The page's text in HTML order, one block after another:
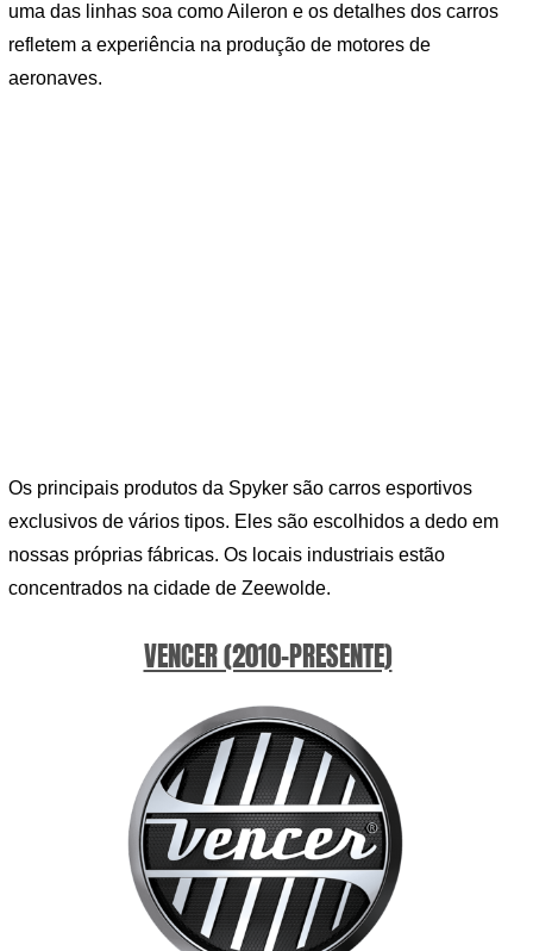
uma das linhas soa como Aileron e os detalhes dos carros
refletem a experiência na produção de motores de
aeronaves.
Os principais produtos da Spyker são carros esportivos
exclusivos de vários tipos. Eles são escolhidos a dedo em
nossas próprias fábricas. Os locais industriais estão
concentrados na cidade de Zeewolde.
VENCER (2010-PRESENTE)